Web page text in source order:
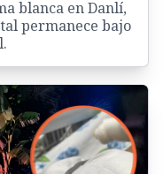
blanca en Danlí,
permanece bajo